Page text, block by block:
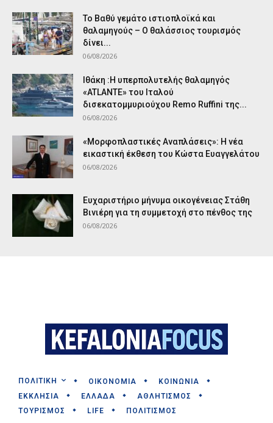
Το Βαθύ γεμάτο ιστιοπλοϊκά και
θαλαμηγούς – Ο θαλάσσιος τουρισμός
δίνει...
06/08/2026
Ιθάκη :Η υπερπολυτελής θαλαμηγός
«ATLANTE» του Ιταλού
δισεκατομμυριούχου Remo Ruffini της...
06/08/2026
«Μορφοπλαστικές Αναπλάσεις»: Η νέα
εικαστική έκθεση του Κώστα Ευαγγελάτου
06/08/2026
Ευχαριστήριο μήνυμα οικογένειας Στάθη
Βινιέρη για τη συμμετοχή στο πένθος της
06/08/2026
ΠΟΛΙΤΙΚΗ ΟΙΚΟΝΟΜΙΑ
ΚΟΙΝΩΝΙΑ
ΕΚΚΛΗΣΙΑ
ΕΛΛΑΔΑ
ΑΘΛΗΤΙΣΜΟΣ
ΤΟΥΡΙΣΜΟΣ
LIFE ΠΟΛΙΤΙΣΜΟΣ